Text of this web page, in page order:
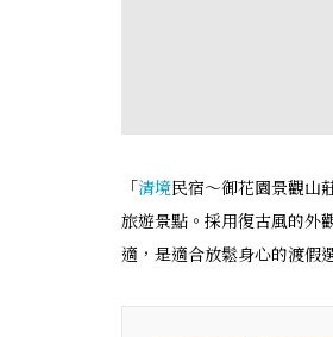
「清境民宿～御花園景觀山
旅遊景點。採用復古風的外
適，是適合放鬆身心的渡假